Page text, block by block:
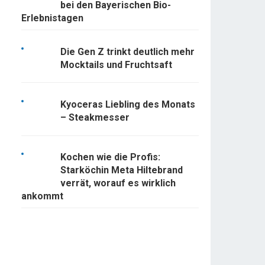
bei den Bayerischen Bio-
Erlebnistagen
Die Gen Z trinkt deutlich mehr
Mocktails und Fruchtsaft
Kyoceras Liebling des Monats
– Steakmesser
Kochen wie die Profis:
Starköchin Meta Hiltebrand
verrät, worauf es wirklich
ankommt